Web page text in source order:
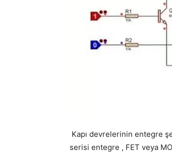
Kapı devrelerinin entegre
serisi entegre , FET veya